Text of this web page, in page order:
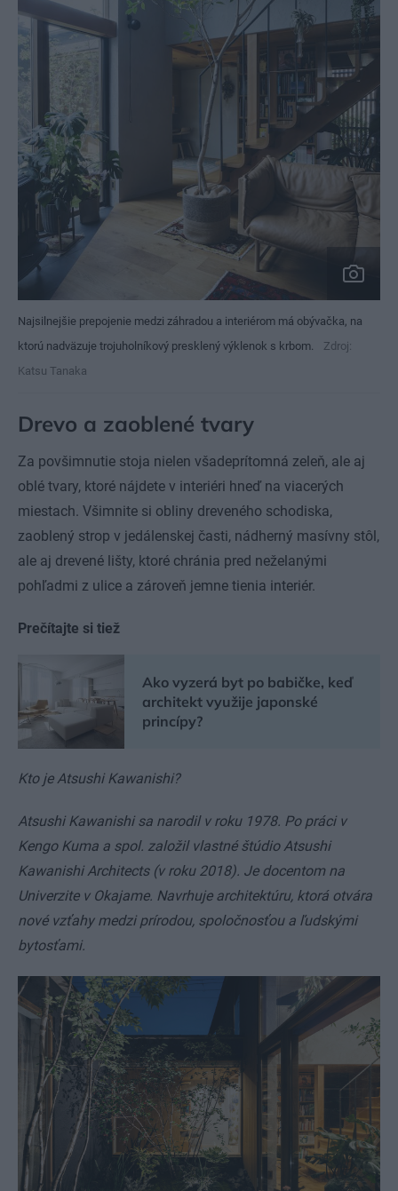
Najsilnejšie prepojenie medzi záhradou a interiérom má obývačka, na
ktorú nadväzuje trojuholníkový presklený výklenok s krbom.
Zdroj:
Katsu Tanaka
Drevo a zaoblené tvary
Za povšimnutie stoja nielen všadeprítomná zeleň, ale aj
oblé tvary, ktoré nájdete v interiéri hneď na viacerých
miestach. Všimnite si obliny dreveného schodiska,
zaoblený strop v jedálenskej časti, nádherný masívny stôl,
ale aj drevené lišty, ktoré chránia pred neželanými
pohľadmi z ulice a zároveň jemne tienia interiér.
Prečítajte si tiež
Ako vyzerá byt po babičke, keď
architekt využije japonské
princípy?
Kto je Atsushi Kawanishi?
Atsushi Kawanishi sa narodil v roku 1978. Po práci v
Kengo Kuma a spol. založil vlastné štúdio Atsushi
Kawanishi Architects (v roku 2018). Je docentom na
Univerzite v Okajame. Navrhuje architektúru, ktorá otvára
nové vzťahy medzi prírodou, spoločnosťou a ľudskými
bytosťami.